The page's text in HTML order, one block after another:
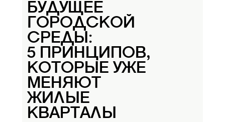
БУДУЩЕЕ
ГОРОДСКОЙ
СРЕДЫ:
5 ПРИНЦИПОВ,
КОТОРЫЕ УЖЕ
МЕНЯЮТ
ЖИЛЫЕ
КВАРТАЛЫ